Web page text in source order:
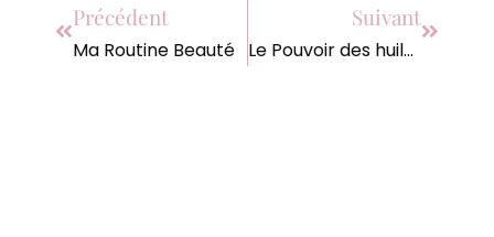
Précédent
Ma Routine Beauté
Suivant
Le Pouvoir des huiles essentielles sur notre bien-être